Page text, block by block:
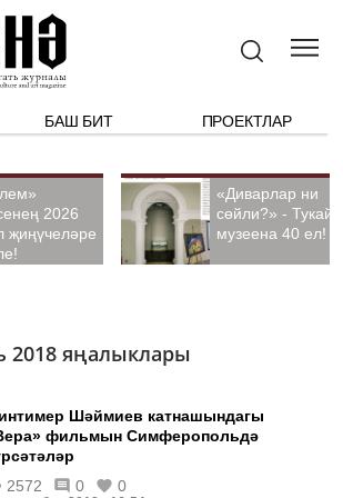
БАШ БИТ ПРОЕКТЛАР
2026
җиңүчеләре
«Диварлар ни
сөйли?» - Тукай
музеена 40 ел!
2018 яңалыклары
Шәймиев катнашындагы
фильмын Симферопольдә
2572
0 0